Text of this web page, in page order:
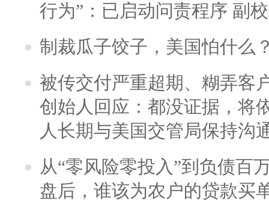
行为”：已启动问责程序 副
制裁瓜子饺子，美国怕什么
被传交付严重超期、糊弄客
创始人回应：都没证据，将
人长期与美国交管局保持沟
从“零风险零投入”到负债百
盘后，谁该为农户的贷款买